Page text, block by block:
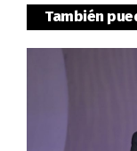
También